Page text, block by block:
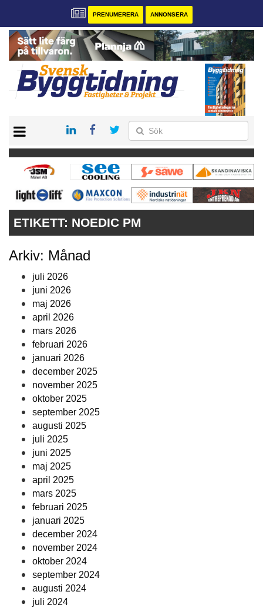
PRENUMERERA ANNONSERA
PRENUMERERA
VÅRA ANDRA MAGASIN
ANNONSERA
ETIKETT: NOEDIC PM
Arkiv: Månad
juli 2026
juni 2026
maj 2026
april 2026
mars 2026
februari 2026
januari 2026
december 2025
november 2025
oktober 2025
september 2025
augusti 2025
juli 2025
juni 2025
maj 2025
april 2025
mars 2025
februari 2025
januari 2025
december 2024
november 2024
oktober 2024
september 2024
augusti 2024
juli 2024